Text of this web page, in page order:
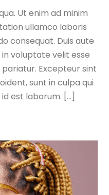
Ut enim ad minim
ullamco laboris
consequat. Duis aute
voluptate velit esse
Excepteur sint
sunt in culpa qui
est laborum. […]